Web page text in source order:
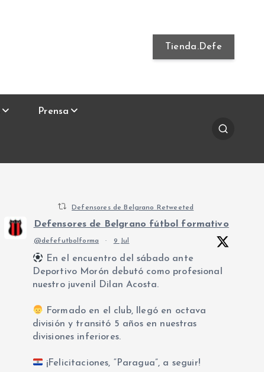
Tienda.Defe
Prensa
Defensores de Belgrano Retweeted
Defensores de Belgrano fútbol formativo
@defefutbolforma · 9 Jul
En el encuentro del sábado ante
Deportivo Morón debutó como profesional
nuestro juvenil Dilan Acosta.
Formado en el club, llegó en octava
división y transitó 5 años en nuestras
divisiones inferiores.
¡Felicitaciones, “Paragua”, a seguir!